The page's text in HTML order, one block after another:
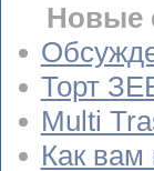
Новые
Торт
Multi
Как вам